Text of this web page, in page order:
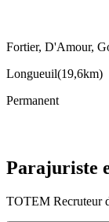
Fortier, D'Amour,
Longueuil(19,6km)
Permanent
Parajuriste
TOTEM Recruteur